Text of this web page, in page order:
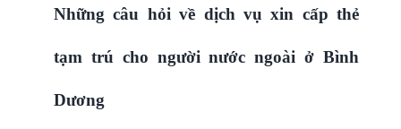
Những câu hỏi về dịch vụ xin cấp thẻ
tạm trú cho người nước ngoài ở Bình
Dương